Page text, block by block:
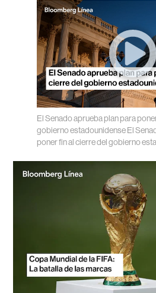
El Senado aprueba plan para
gobierno estadounidenseEl
poner fin al cierre del gobierno